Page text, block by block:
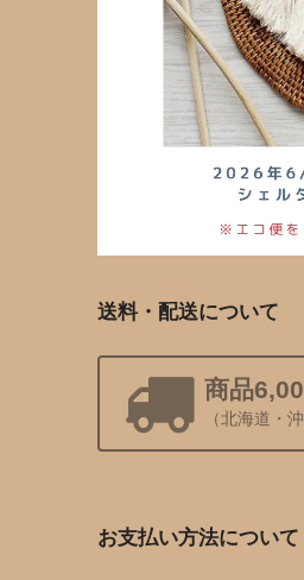
送料・配送について
商品
（北海道・
お支払い方法について